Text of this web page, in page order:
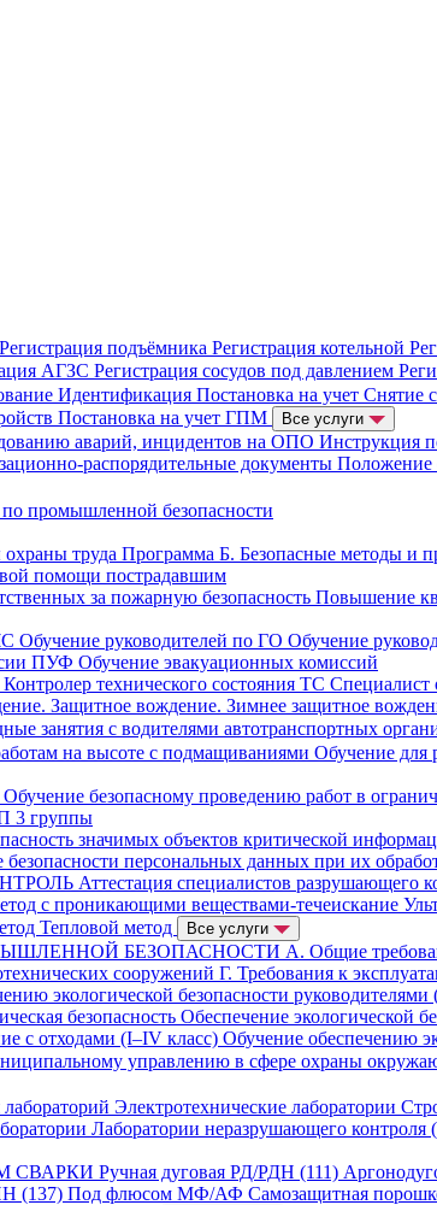
Регистрация подъёмника Регистрация котельной
АГЗС Регистрация сосудов под давлением
Идентификация Постановка на учет Снятие
Постановка на учет ГПМ Все услуги
аварий, инцидентов на ОПО Инструкция
распорядительные документы Положение
по промышленной безопасности
труда Программа Б. Безопасные методы и
помощи пострадавшим
за пожарную безопасность Повышение
Обучение руководителей по ГО Обучение
ПУФ Обучение эвакуационных комиссий
Контролер технического состояния ТС Специалист
Защитное вождение. Зимнее защитное
занятия с водителями автотранспортных
на высоте с подмащиваниями Обучение для
Обучение безопасному проведению работ в
3 группы
значимых объектов критической
безопасности персональных данных при их
Аттестация специалистов разрушающего
с проникающими веществами-течеискание
Тепловой метод Все услуги
БЕЗОПАСНОСТИ А. Общие
сооружений Г. Требования к
экологической безопасности
безопасность Обеспечение экологической
с отходами (I–IV класс) Обучение обеспечению
управлению в сфере охраны
Электротехнические лаборатории
Лаборатории неразрушающего
СВАРКИ Ручная дуговая РД/РДН (111)
(137) Под флюсом МФ/АФ Самозащитная